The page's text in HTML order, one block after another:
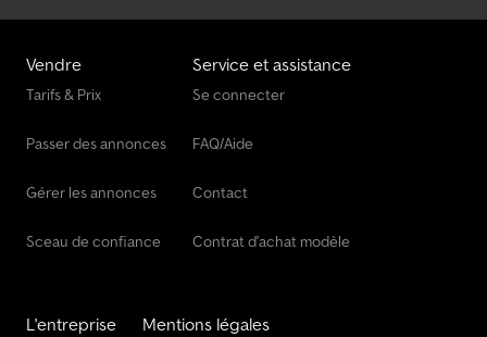
Vendre
Tarifs & Prix
Passer des annonces
Gérer les annonces
Sceau de confiance
Service et assistance
Se connecter
FAQ/Aide
Contact
Contrat d'achat modèle
L'entreprise Mentions légales